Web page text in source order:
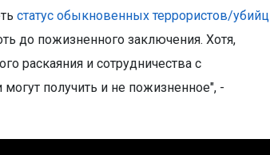
статус обыкновенных террористов/убийц
до пожизненного заключения. Хотя,
раскаяния и сотрудничества с
получить и не пожизненное", -